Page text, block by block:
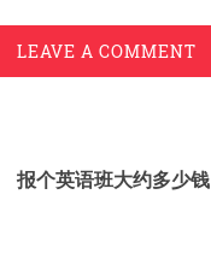
LEAVE A COMMENT
报个英语班大约多少钱